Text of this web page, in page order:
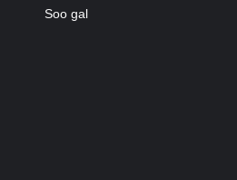
Soo gal